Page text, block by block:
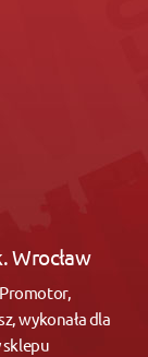
Wrocław
wykonała dla
sklepu